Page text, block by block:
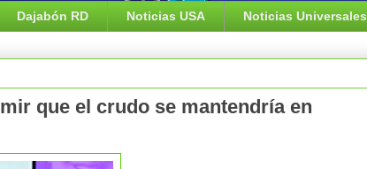
Dajabón RD Noticias USA Noticias Universales
que el crudo se mantendría en